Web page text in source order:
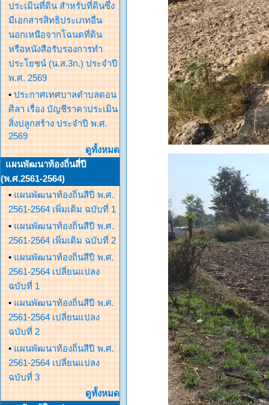
ประเมินที่ดิน สำหรับที่ดินซึ่ง
มีเอกสารสิทธิประเภทอื่น
นอกเหนือจากโฉนดที่ดิน
หรือหนังสือรับรองการทำ
ประโยชน์ (น.ส.3ก.) ประจำปี
พ.ศ. 2569
• ประกาศเทศบาลตำบลดอน
ศิลา เรื่อง บัญชีราคาประเมิน
สิ่งปลูกสร้าง ประจำปี พ.ศ.
2569
ดูทั้งหมด
แผนพัฒนาท้องถิ่นสี่ปี
(พ.ศ.2561-2564)
• แผนพัฒนาท้องถิ่นสีปี พ.ศ.
2561-2564 เพิ่มเติม ฉบับที่ 1
• แผนพัฒนาท้องถิ่นสีปี พ.ศ.
2561-2564 เพิ่มเติม ฉบับที่ 2
• แผนพัฒนาท้องถิ่นสีปี พ.ศ.
2561-2564 เปลี่ยนแปลง
ฉบับที่ 1
• แผนพัฒนาท้องถิ่นสีปี พ.ศ.
2561-2564 เปลี่ยนแปลง
ฉบับที่ 2
• แผนพัฒนาท้องถิ่นสีปี พ.ศ.
2561-2564 เปลี่ยนแปลง
ฉบับที่ 3
ดูทั้งหมด